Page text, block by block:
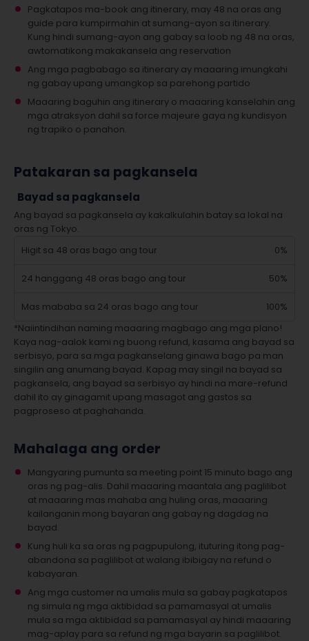
Pagkatapos ma-book ang itinerary, may 48 na oras ang
guide para kumpirmahin at sumang-ayon sa itinerary.
Kung hindi sumang-ayon ang gabay sa loob ng 48 na oras,
awtomatikong makakansela ang reservation
Ang mga pagbabago sa itinerary ay maaaring imungkahi
ng gabay upang umangkop sa parehong partido
Maaaring baguhin ang itinerary o maaaring kanselahin ang
mga atraksyon dahil sa force majeure gaya ng kundisyon
ng trapiko o panahon.
Patakaran sa pagkansela
Bayad sa pagkansela
Ang bayad sa pagkansela ay kakalkulahin batay sa lokal na
oras ng Tokyo.
Higit sa 48 oras bago ang tour
0%
24 hanggang 48 oras bago ang tour 50%
Mas mababa sa 24 oras bago ang tour
100%
*Naiintindihan naming maaaring magbago ang mga plano!
Kaya nag-aalok kami ng buong refund, kasama ang bayad sa
serbisyo, para sa mga pagkanselang ginawa bago pa man
singilin ang anumang bayad. Kapag may singil na bayad sa
pagkansela, ang bayad sa serbisyo ay hindi na mare-refund
dahil ito ay ginagamit upang masagot ang gastos sa
pagproseso at paghahanda.
Mahalaga ang order
Mangyaring pumunta sa meeting point 15 minuto bago ang
oras ng pag-alis. Dahil maaaring maantala ang paglilibot
at maaaring mas mahaba ang huling oras, maaaring
kailanganin mong bayaran ang gabay ng dagdag na
bayad.
Kung huli ka sa oras ng pagpupulong, ituturing itong pag-
abandona sa paglilibot at walang ibibigay na refund o
kabayaran.
Ang mga customer na umalis mula sa gabay pagkatapos
ng simula ng mga aktibidad sa pamamasyal at umalis
mula sa mga aktibidad sa pamamasyal ay hindi maaaring
mag-aplay para sa refund ng mga bayarin sa paglilibot.